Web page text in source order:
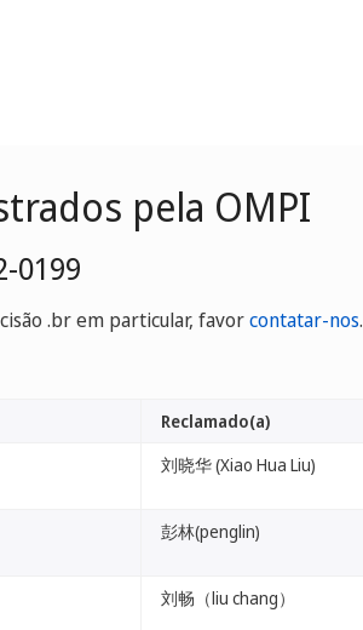
pela OMPI
0199
.br em particular, favorcontatar-nos.
Reclamado(a)
刘晓华 (Xiao Hua Liu)
彭林(penglin)
刘畅（liu chang）